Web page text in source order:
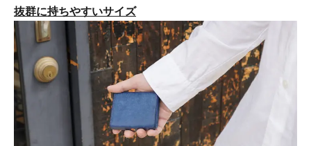
抜群に持ちやすいサイズ